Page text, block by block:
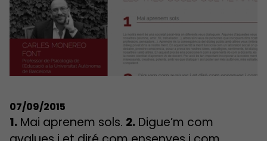
07/09/2015
1. Mai aprenem sols. 2. Digue’m com